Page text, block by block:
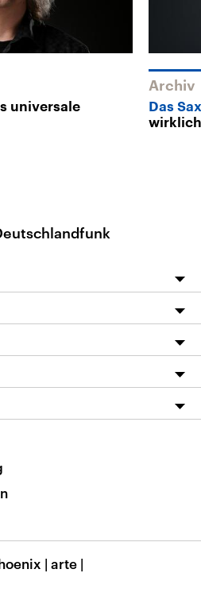
universale
Archiv
Das
dlf.de
| arte |